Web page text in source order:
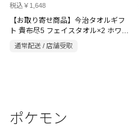
税込￥1,648
【お取り寄せ商品】今治タオルギフ
ト 貴布尽5 フェイスタオル×2 ホワイ
ト
通常配送 / 店舗受取
ポケモン